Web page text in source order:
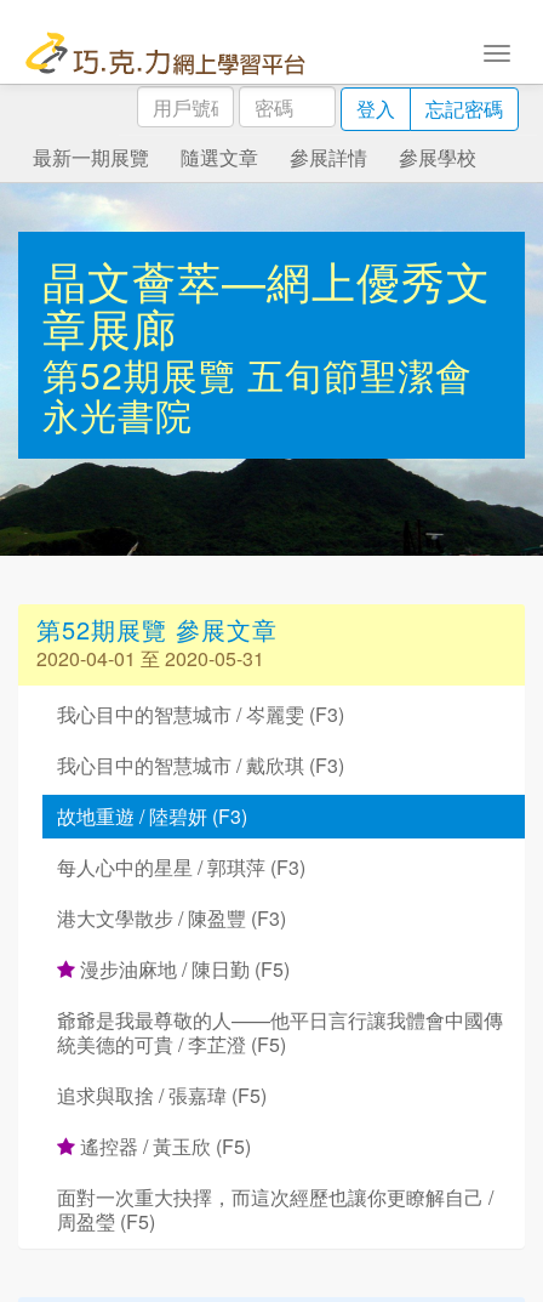
用
戶
號
碼
密
碼
登入
忘記密碼
最新一期展覽
隨選文章 參展詳情 參展學校
晶文薈萃—網上優秀文
章展廊
第52期展覽 五旬節聖潔會
永光書院
第52期展覽 參展文章
2020-04-01 至 2020-05-31
我心目中的智慧城市 / 岑麗雯 (F3)
我心目中的智慧城市 / 戴欣琪 (F3)
故地重遊 / 陸碧妍 (F3)
每人心中的星星 / 郭琪萍 (F3)
港大文學散步 / 陳盈豐 (F3)
漫步油麻地 / 陳日勤 (F5)
爺爺是我最尊敬的人——他平日言行讓我體會中國傳
統美德的可貴 / 李芷澄 (F5)
追求與取捨 / 張嘉瑋 (F5)
遙控器 / 黃玉欣 (F5)
面對一次重大抉擇，而這次經歷也讓你更瞭解自己 /
周盈瑩 (F5)